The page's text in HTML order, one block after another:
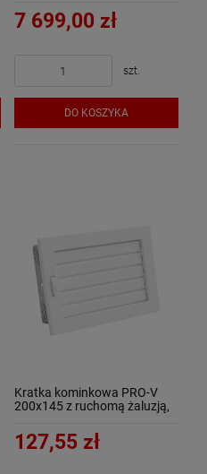
7 699,00 zł
szt.
DO KOSZYKA
Kratka kominkowa PRO-V
200x145 z ruchomą żaluzją,
127,55 zł